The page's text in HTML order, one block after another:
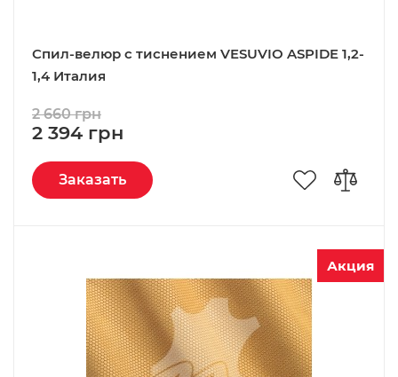
Спил-велюр c тиснением VESUVIO ASPIDE 1,2-
1,4 Италия
2 394 грн
2 660 грн
Заказать
Акция